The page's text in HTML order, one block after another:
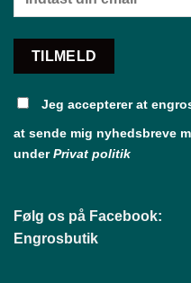
Jeg accepterer at
at sende mig nyhedsbreve
underPrivat politik
Følg os på Facebook:
Engrosbutik